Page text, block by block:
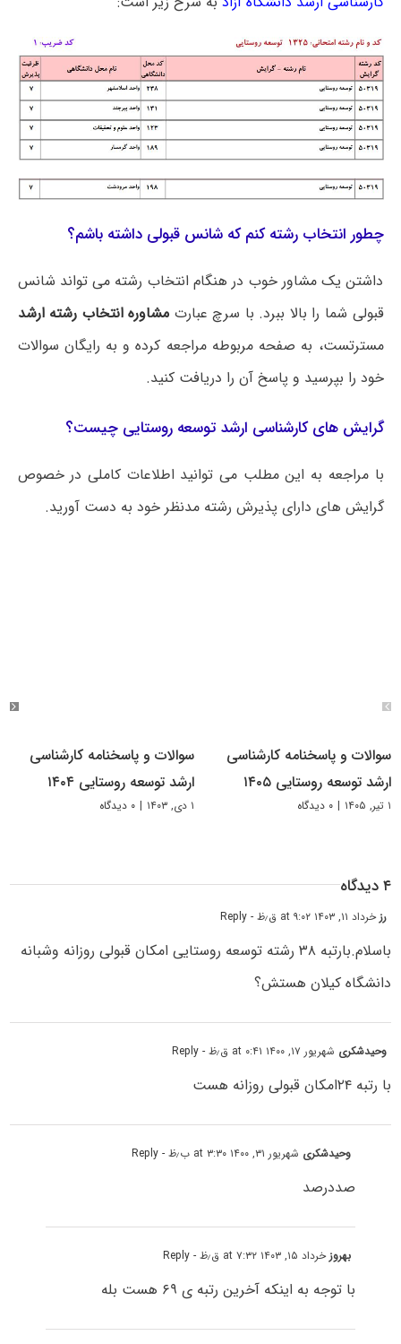
چطور انتخاب رشته کنم که شانس قبولی داشته باشم؟
داشتن یک مشاور خوب در هنگام انتخاب رشته می تواند شانس
قبولی شما را بالا ببرد. با سرچ عبارت مشاوره انتخاب رشته ارشد
مسترتست، به صفحه مربوطه مراجعه کرده و به رایگان سوالات
خود را بپرسید و پاسخ آن را دریافت کنید.
گرایش های کارشناسی ارشد توسعه روستایی چیست؟
با مراجعه به این مطلب می‌ توانید اطلاعات کاملی در خصوص
گرایش های دارای پذیرش رشته مدنظر خود به دست آورید.
سوالات و پاسخنامه کارشناسی
ارشد توسعه روستایی ۱۴۰۵
۱ تیر, ۱۴۰۵ | ۰ دیدگاه
سوالات و پاسخنامه کارشناسی
ارشد توسعه روستایی ۱۴۰۴
۱ دی, ۱۴۰۳ | ۰ دیدگاه
۴ دیدگاه
رزخرداد ۱۱, ۱۴۰۳ at ۹:۰۲ ق٫ظ - Reply
باسلام.بارتبه ۳۸ رشته توسعه روستایی امکان قبولی روزانه وشبانه
دانشگاه کیلان هستش؟
وحیدشکری شهریور ۱۷, ۱۴۰۰ at ۰:۴۱ ق٫ظ - Reply
با رتبه ۲۴امکان قبولی روزانه هست
وحیدشکری شهریور ۳۱, ۱۴۰۰ at ۳:۳۰ ب٫ظ - Reply
صددرصد
بهروزخرداد ۱۵, ۱۴۰۳ at ۷:۳۲ ق٫ظ - Reply
با توجه به اینکه آخرین رتبه ی ۶۹ هست بله